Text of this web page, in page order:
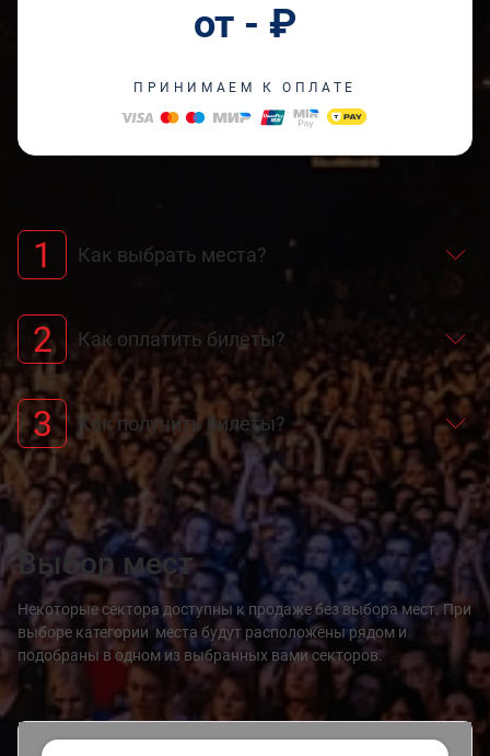
от - ₽
ПРИНИМАЕМ К ОПЛАТЕ
1 Как выбрать места?
2 Как оплатить билеты?
3 Как получить билеты?
Выбор мест
Некоторые сектора доступны к продаже без выбора мест. При
выборе категории места будут расположены рядом и
подобраны в одном из выбранных вами секторов.